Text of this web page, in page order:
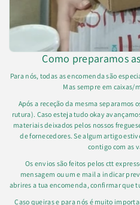
Como preparamos
Para nós, todas as encomenda são
Mas sempre em caixas/
Após a receção da mesma separamos
rutura). Caso esteja tudo okay
materiais deixados pelos nossos
de fornecedores. Se algum artigo
contigo com as
Os envios são feitos pelos ctt
mensagem ou um e mail a indicar
abrires a tua encomenda, confirmar que
Caso queiras e para nós é muito